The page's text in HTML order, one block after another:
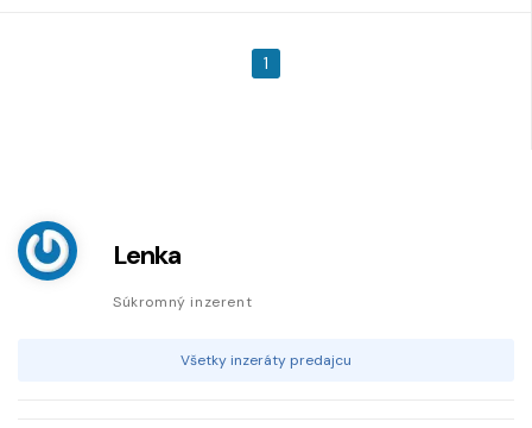
1
Lenka
Súkromný inzerent
Všetky inzeráty predajcu